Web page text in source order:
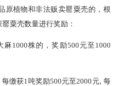
植物和非法贩卖罂粟壳的，根
粟壳数量进行奖励：
1000株的，奖励500元至1000
获1吨奖励500元至2000元, 每